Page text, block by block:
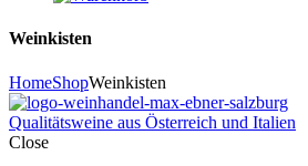
Weinkisten
HomeShopWeinkisten
Qualitätsweine aus Österreich und Italien
Close